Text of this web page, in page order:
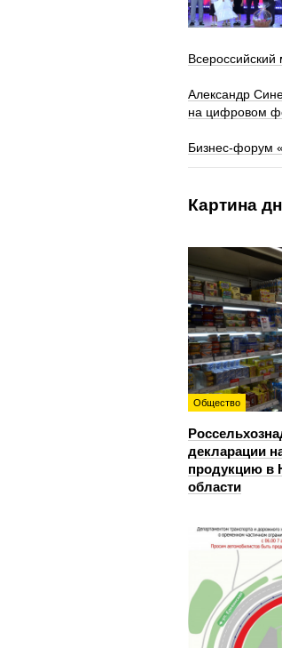
Александр
на цифровом
Бизнес‑форум
Картина
Общество
декларации
продукцию в
области